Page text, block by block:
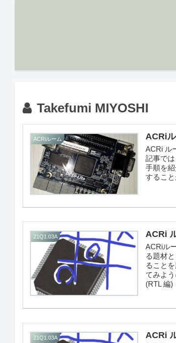
Takefumi MIYOSHI
ACRiルーム ACRi
ACRi ル
記事で
手順を
するこ
21Q1.03A ACRi
ACRiル
る題材
ること
てみよ
(RTL 編)
21Q1.03A ACRi